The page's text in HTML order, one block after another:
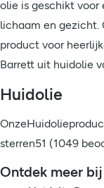
olie is geschikt voor
lichaam en gezicht.
product voor
Barrett uit huidolie
Huidolie
sterren51 (1049
Ontdek meer